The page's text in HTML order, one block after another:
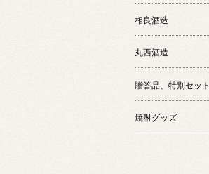
相良酒造
丸西酒造
贈答品、特別セット
焼酎グッズ